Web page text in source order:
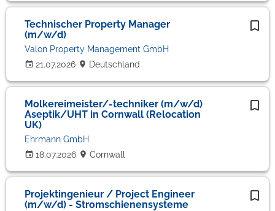
Technischer Property Manager
(m/w/d)
21.07.2026
Valon Property Management GmbH
Deutschland
Molkereimeister/-techniker (m/w/d)
Aseptik/UHT in Cornwall (Relocation
UK)
18.07.2026
Ehrmann GmbH
Cornwall
Projektingenieur / Project Engineer
(m/w/d) - Stromschienensysteme